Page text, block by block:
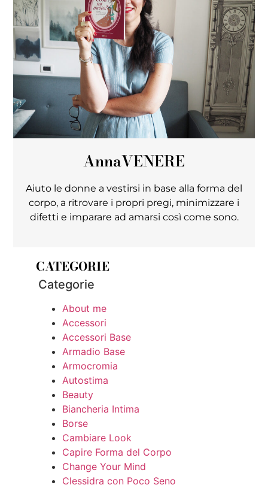
AnnaVENERE
Aiuto le donne a vestirsi in base alla forma del
corpo, a ritrovare i propri pregi, minimizzare i
difetti e imparare ad amarsi così come sono.
CATEGORIE
Categorie
About me
Accessori
Accessori Base
Armadio Base
Armocromia
Autostima
Beauty
Biancheria Intima
Borse
Cambiare Look
Capire Forma del Corpo
Change Your Mind
Clessidra con Poco Seno